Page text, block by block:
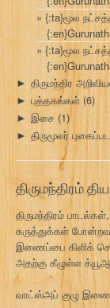
{:ta}மூல
{:ta}மூல
► திருமந்திர
► புத்தகங்கள் (6)
► இசை (1)
► திருமூலர்
திருமந்திரம்
திருமந்திரம்
கருத்துக்கள்
இணைப்பை கிளிக்
அதற்கு கீழுள்ள
வாட்ஸ்அப் குழு